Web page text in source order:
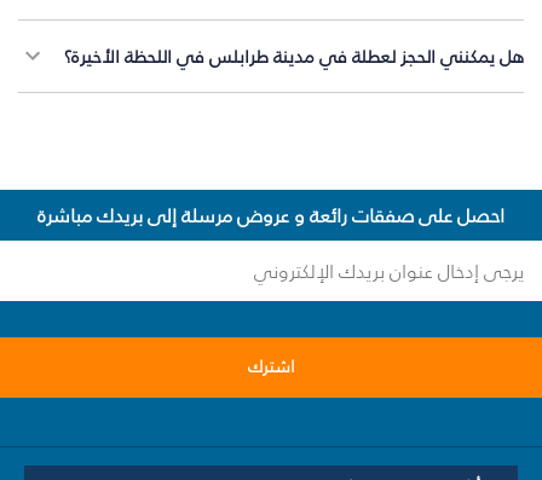
هل يمكنني الحجز لعطلة في مدينة طرابلس في اللحظة الأخيرة؟
احصل على صفقات رائعة و عروض مرسلة إلى بريدك مباشرة
اشترك